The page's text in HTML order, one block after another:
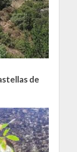
de